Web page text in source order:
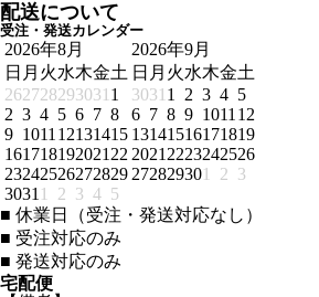
配送について
受注・発送カレンダー
2026年8月
日 月 火水木金土
262728293031 1
2 3 4 5 6 7 8
9 1011 12131415
161718192021 22
23242526272829
3031 1 2 3 4 5
2026年9月
日 月 火水木金土
3031 1 2 3 4 5
6 7 8 9 1011 12
13141516171819
2021 2223242526
272829301 2 3
■ 休業日（受注・発送対応なし）
■ 受注対応のみ
■ 発送対応のみ
宅配便